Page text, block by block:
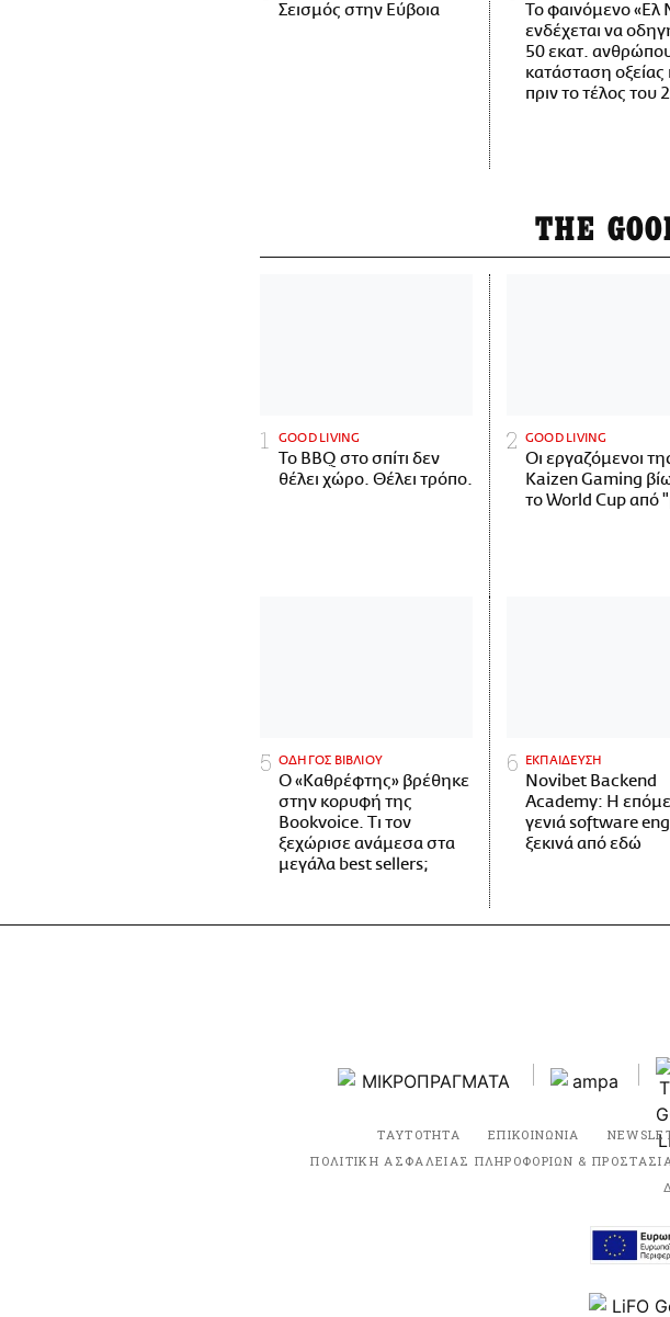
Σεισμός στην Εύβοια
Το φαινόμενο «Ελ
ενδέχεται να
50 εκατ.
κατάσταση οξείας
πριν το τέλος του
THE
GOOD LIVING
Το BBQ στο σπίτι δεν
θέλει χώρο. Θέλει τρόπο.
GOOD LIVING
Οι εργαζόμενοι
Kaizen Gaming
το World Cup από
ΟΔΗΓΟΣ ΒΙΒΛΙΟΥ
Ο «Καθρέφτης» βρέθηκε
στην κορυφή της
Bookvoice. Τι τον
ξεχώρισε ανάμεσα στα
μεγάλα best sellers;
ΕΚΠΑΙΔΕΥΣΗ
Novibet Backend
Academy: Η
γενιά software
ξεκινά από εδώ
ΤΑΥΤΟΤΗΤΑ ΕΠΙΚΟΙΝΩΝΙΑ
ΠΟΛΙΤΙΚΗ ΑΣΦΑΛΕΙΑΣ ΠΛΗΡΟΦΟΡΙΩΝ &